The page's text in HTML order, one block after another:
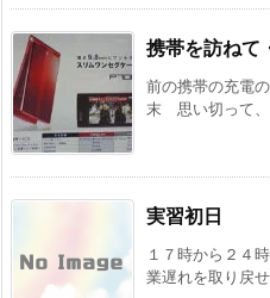
携帯を訪ねて
前の携帯の充電
末 思い切って、
実習初日
１７時から２４
業遅れを取り戻